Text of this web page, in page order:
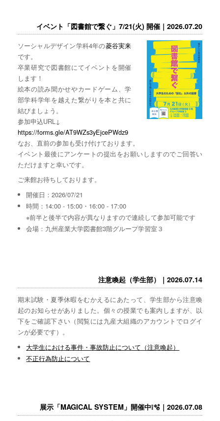
イベント「図書館で繋ぐ」7/21(火) 開催｜2026.07.20
ソーシャルデザイン学科4年の菱谷実来
です。
卒業研究で図書館にてイベントを開催
します！
絵本の読み聞かせやカードゲーム、学
部学科学年を越えた繋がりを本と共に
結びましょう。
参加申込URL↓
https://forms.gle/AT9WZs3yEjcePWdz9
なお、直前の参加も受け付けております。
イベント最後にアンケートの提出をお願いしますのでご回答い
ただけますと幸いです。
ご来館お待ちしております。
開催日：2026/07/21
時間：14:00 - 15:00・16:00 - 17:00
※前半と後半で内容が異なりますので連続して参加可能です
会場：九州産業大学図書館3階グループ学習室３
注意喚起（学生部）｜2026.07.14
期末試験・夏季休暇をむかえるにあたって、学生部から注意喚
起のお知らせがありました。個々の授業でも案内しますが、以
下をご確認下さい（閲覧には九産大組織のアカウントでログイ
ンが必要です）。
大学生における事件・事故防止について（注意喚起）
不正行為防止について
展示「MAGICAL SYSTEM」開催中❕🫧｜2026.07.08